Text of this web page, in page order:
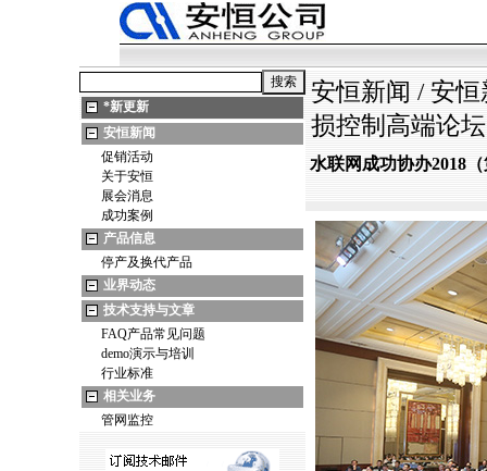
*新更新
安恒新闻
促销活动
关于安恒
展会消息
成功案例
产品信息
停产及换代产品
业界动态
技术支持与文章
FAQ产品常见问题
demo演示与培训
行业标准
相关业务
管网监控
安恒新闻 / 安恒
损控制高端论坛
水联网成功协办2018